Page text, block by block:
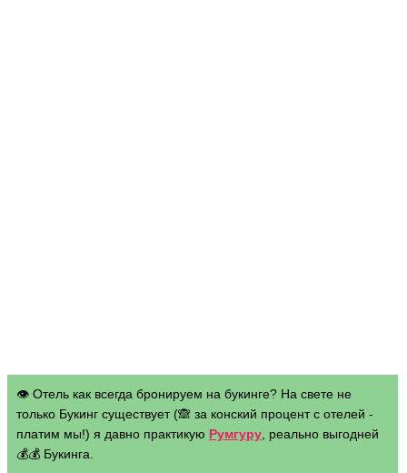
👁 Отель как всегда бронируем на букинге? На свете не
только Букинг существует (🙈 за конский процент с отелей -
платим мы!) я давно практикую Румгуру , реально выгодней
💰💰 Букинга.